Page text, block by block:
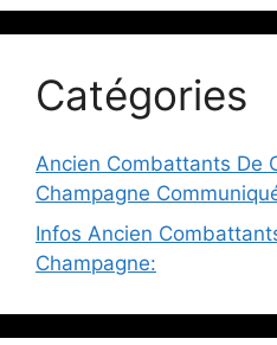
Catégories
Ancien Combattants De
Champagne
Infos Ancien
Champagne: